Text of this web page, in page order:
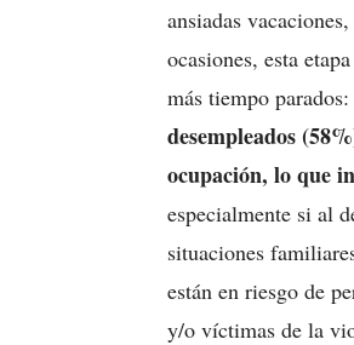
ansiadas
ocasiones, esta
más tiempo parados:
desempleados
ocupación, lo que
especialmente si al
situaciones
están en riesgo de
y/o víctimas de la